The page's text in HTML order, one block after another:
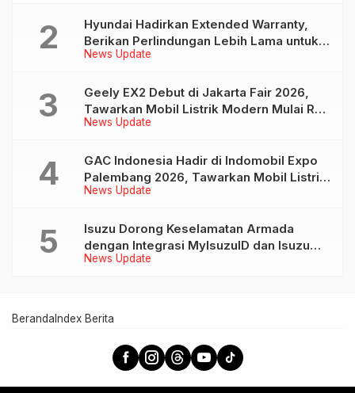
News Update
Hyundai Hadirkan Extended Warranty,
Berikan Perlindungan Lebih Lama untuk
Tiga Produk ini
News Update
Geely EX2 Debut di Jakarta Fair 2026,
Tawarkan Mobil Listrik Modern Mulai Rp
239 Jutaan
News Update
GAC Indonesia Hadir di Indomobil Expo
Palembang 2026, Tawarkan Mobil Listrik
AION UT dan AION V
News Update
Isuzu Dorong Keselamatan Armada
dengan Integrasi MyIsuzuID dan Isuzu
Link
Beranda Index Berita